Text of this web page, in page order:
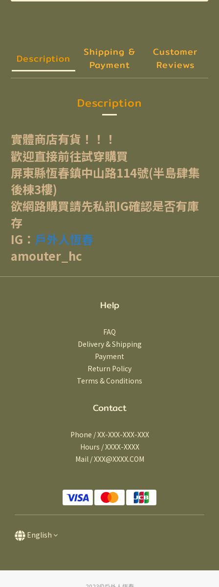
Description
Shipping &
Payment
Customer
Reviews
Description
實體商店有貨！！！
歡迎直接前往試穿購買
屏東縣恆春鎮中山路114號(半島肆集
後棟3樓)
欲網路購買請先私訊IG確認是否有庫
存
IG： 戶外人恆春
amouter_hc
Help
FAQ
Delivery & Shipping
Payment
Return Policy
Terms & Conditions
Contact
Phone / XX-XXX-XXX-XXX
Hours / XXXX-XXXX
Mail / XXX@XXXX.COM
English